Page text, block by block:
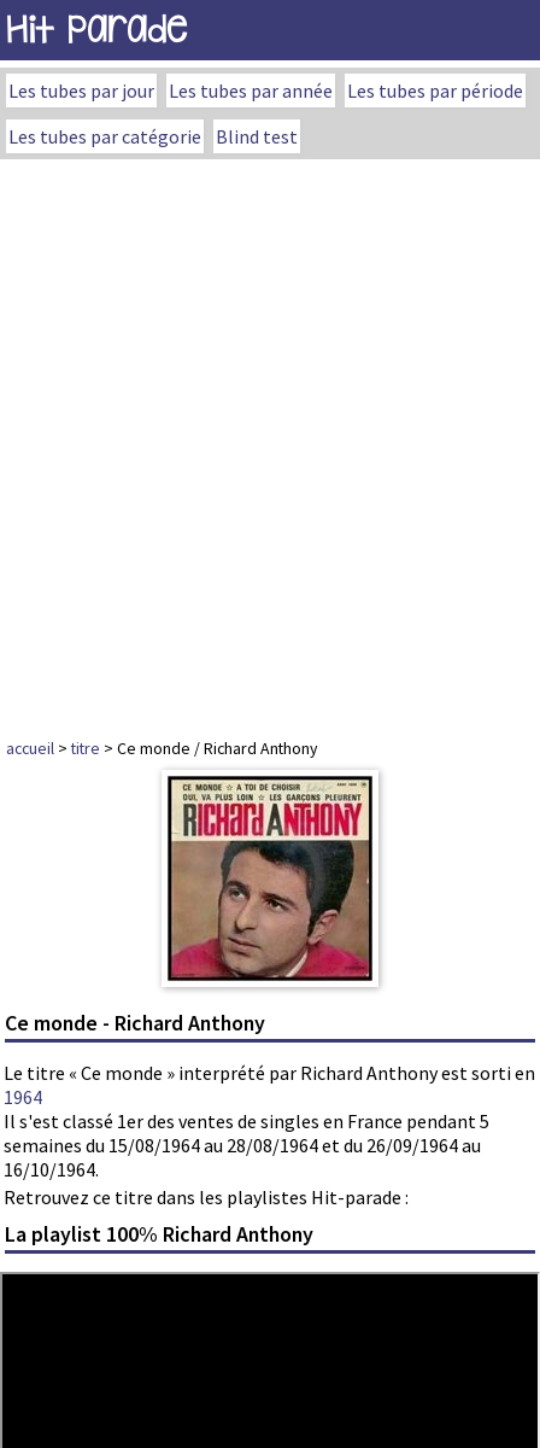
Hit Parade
Les tubes par jour Les tubes par année
Les tubes par période
Les tubes par catégorie
Blind test
accueil >titre > Ce monde / Richard Anthony
Ce monde - Richard Anthony
Le titre « Ce monde » interprété par Richard Anthony est sorti en
1964
Il s'est classé 1er des ventes de singles en France pendant 5
semaines du 15/08/1964 au 28/08/1964 et du 26/09/1964 au
16/10/1964.
Retrouvez ce titre dans les playlistes Hit-parade :
La playlist 100% Richard Anthony